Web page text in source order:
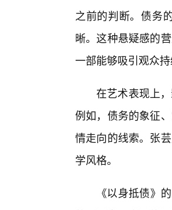
之前的判断。债务
晰。这种悬疑感的
一部能够吸引观众
在艺术表现上
例如，债务的象征
情走向的线索。张
学风格。
《以身抵债》